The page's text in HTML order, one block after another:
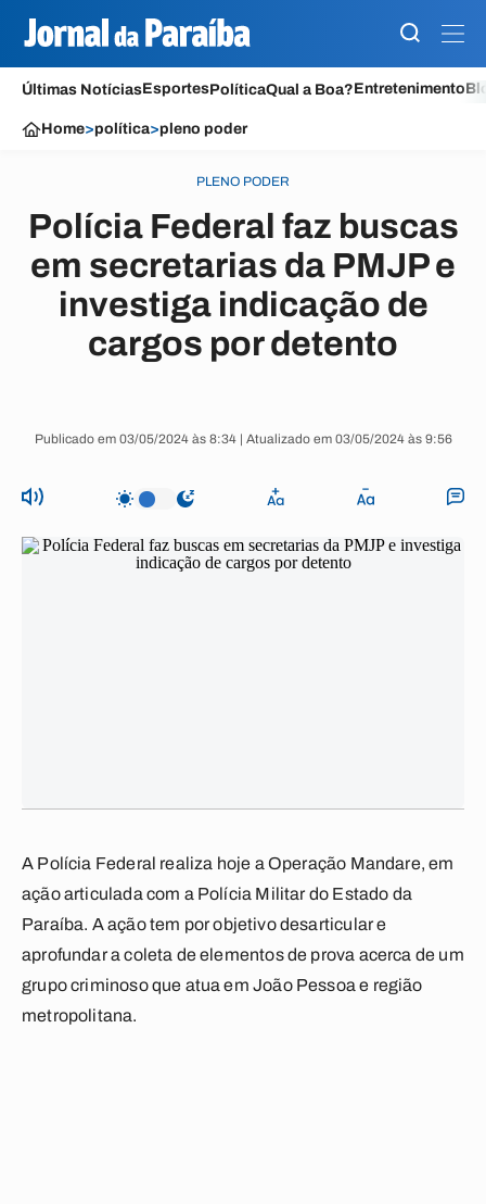
Últimas NotíciasEsportesPolíticaQual a Boa?Entretenimento
Home>política>pleno poder
PLENO PODER
Polícia Federal faz buscas
em secretarias da PMJP e
investiga indicação de
cargos por detento
Publicado em 03/05/2024 às 8:34 | Atualizado em 03/05/2024 às 9:56
A Polícia Federal realiza hoje a Operação Mandare, em
ação articulada com a Polícia Militar do Estado da
Paraíba. A ação tem por objetivo desarticular e
aprofundar a coleta de elementos de prova acerca de um
grupo criminoso que atua em João Pessoa e região
metropolitana.